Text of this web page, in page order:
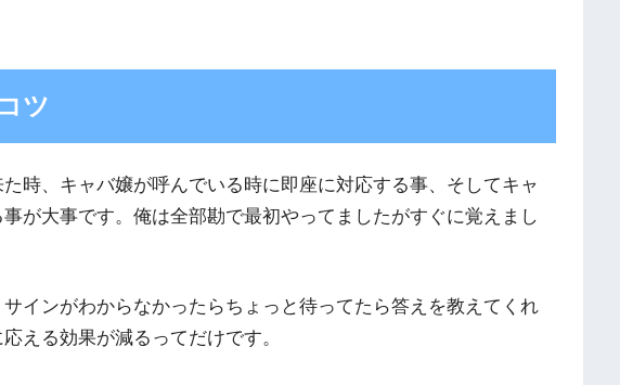
ツ
時、キャバ嬢が呼んでいる時に即座に対応する事、そしてキャ
が大事です。俺は全部勘で最初やってましたがすぐに覚えまし
インがわからなかったらちょっと待ってたら答えを教えてくれ
える効果が減るってだけです。